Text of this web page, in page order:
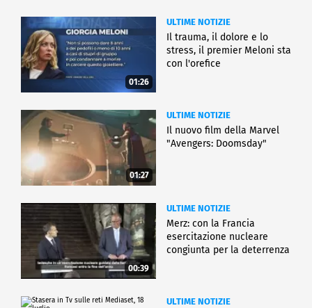
01:26
ULTIME NOTIZIE
Il trauma, il dolore e lo
stress, il premier Meloni sta
con l'orefice
01:27
ULTIME NOTIZIE
Il nuovo film della Marvel
"Avengers: Doomsday"
00:39
ULTIME NOTIZIE
Merz: con la Francia
esercitazione nucleare
congiunta per la deterrenza
ULTIME NOTIZIE